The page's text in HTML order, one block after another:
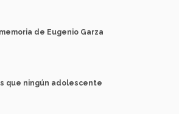
de Eugenio Garza
que ningún adolescente